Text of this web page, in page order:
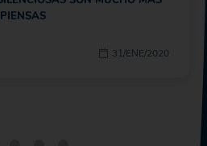
31/ENE/2020